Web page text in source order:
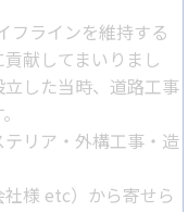
フラインを維持する
献してまいりまし
した当時、道路工事
リア・外構工事・造
様 etc）から寄せら